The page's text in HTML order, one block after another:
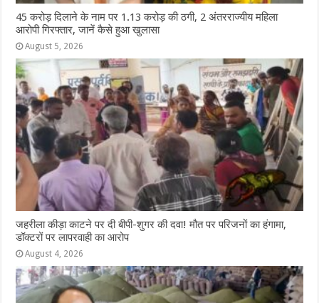
45 करोड़ दिलाने के नाम पर 1.13 करोड़ की ठगी, 2 अंतरराज्यीय महिला
आरोपी गिरफ्तार, जानें कैसे हुआ खुलासा
August 5, 2026
जहरीला कीड़ा काटने पर दी बीपी-शुगर की दवा! मौत पर परिजनों का हंगामा,
डॉक्टरों पर लापरवाही का आरोप
August 4, 2026